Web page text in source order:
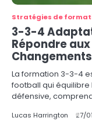
Stratégies de
3-3-4
Répondre
La formation 3-3-4
football qui
défensive,
Lucas Harrington 27/